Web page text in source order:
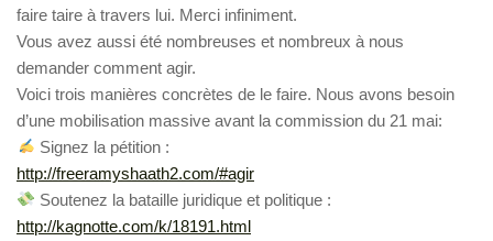
faire taire à travers lui. Merci infiniment.
Vous avez aussi été nombreuses et nombreux à nous
demander comment agir.
Voici trois manières concrètes de le faire. Nous avons besoin
d’une mobilisation massive avant la commission du 21 mai:
Signez la pétition :
http://freeramyshaath2.com/#agir
Soutenez la bataille juridique et politique :
http://kagnotte.com/k/18191.html